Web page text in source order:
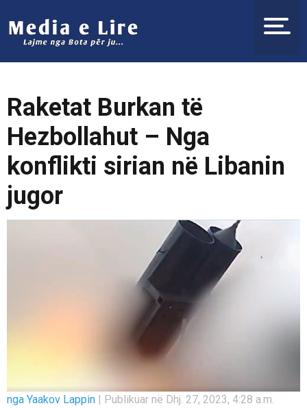
Raketat Burkan të
Hezbollahut – Nga
konflikti sirian në Libanin
jugor
nga Yaakov Lappin | Publikuar në Dhj. 27, 2023, 4:28 a.m.